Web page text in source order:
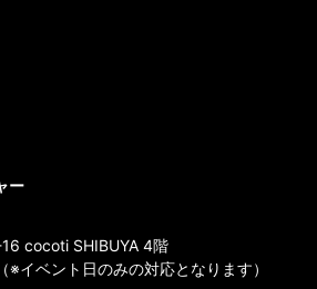
ー
cocoti SHIBUYA 4階
（※イベント日のみの対応となります）